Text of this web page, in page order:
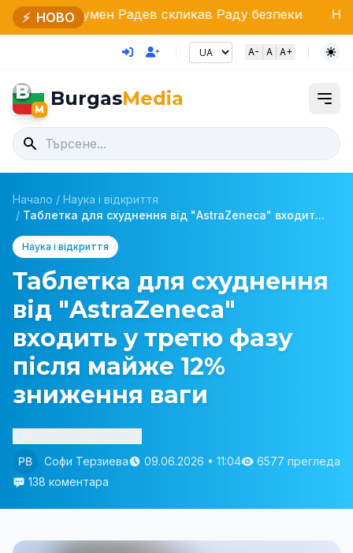
⚡ НОВО
Радев скликав Раду безпеки НАП під лупою:
A- A A+
B
M BurgasMedia
Начало / Наука і відкриття
/ Таблетка для схуднення від "AstraZeneca" входит...
Наука і відкриття
Таблетка для схуднення
від "AstraZeneca"
входить у третю фазу
після майже 12%
зниження ваги
Софи Терзиева
09.06.2026 • 11:04
6577 прегледа
138 коментара